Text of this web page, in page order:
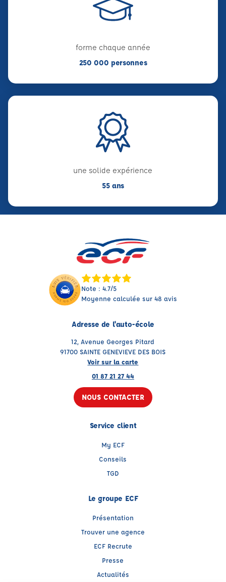
forme chaque année
250 000 personnes
une solide expérience
55 ans
Note : 4.7/5
Moyenne calculée sur 48 avis
Adresse de l'auto-école
12, Avenue Georges Pitard
91700 SAINTE GENEVIEVE DES BOIS
Voir sur la carte
01 87 21 27 44
NOUS CONTACTER
Service client
My ECF
Conseils
TGD
Le groupe ECF
Présentation
Trouver une agence
ECF Recrute
Presse
Actualités